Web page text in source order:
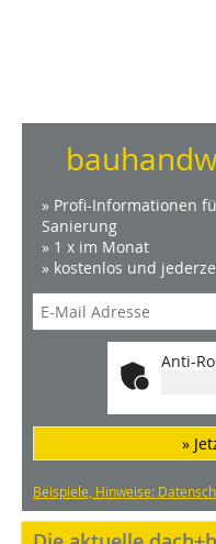
» Profi-Informationen
Sanierung
» 1 x im Monat
» kostenlos und
Anti-
»
Beispiele, Hinweise: